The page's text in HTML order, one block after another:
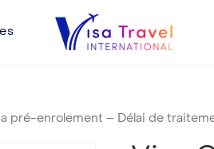
pré-enrolement – Délai de